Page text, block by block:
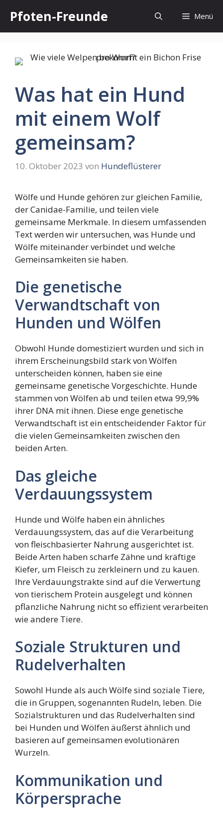
Inhalt
springen
Pfoten-Freunde Menü
Was hat ein Hund
mit einem Wolf
gemeinsam?
10. Oktober 2023 von Hundeflüsterer
Wölfe und Hunde gehören zur gleichen Familie,
der Canidae-Familie, und teilen viele
gemeinsame Merkmale. In diesem umfassenden
Text werden wir untersuchen, was Hunde und
Wölfe miteinander verbindet und welche
Gemeinsamkeiten sie haben.
Die genetische
Verwandtschaft von
Hunden und Wölfen
Obwohl Hunde domestiziert wurden und sich in
ihrem Erscheinungsbild stark von Wölfen
unterscheiden können, haben sie eine
gemeinsame genetische Vorgeschichte. Hunde
stammen von Wölfen ab und teilen etwa 99,9%
ihrer DNA mit ihnen. Diese enge genetische
Verwandtschaft ist ein entscheidender Faktor für
die vielen Gemeinsamkeiten zwischen den
beiden Arten.
Das gleiche
Verdauungssystem
Hunde und Wölfe haben ein ähnliches
Verdauungssystem, das auf die Verarbeitung
von fleischbasierter Nahrung ausgerichtet ist.
Beide Arten haben scharfe Zähne und kräftige
Kiefer, um Fleisch zu zerkleinern und zu kauen.
Ihre Verdauungstrakte sind auf die Verwertung
von tierischem Protein ausgelegt und können
pflanzliche Nahrung nicht so effizient verarbeiten
wie andere Tiere.
Soziale Strukturen und
Rudelverhalten
Sowohl Hunde als auch Wölfe sind soziale Tiere,
die in Gruppen, sogenannten Rudeln, leben. Die
Sozialstrukturen und das Rudelverhalten sind
bei Hunden und Wölfen äußerst ähnlich und
basieren auf gemeinsamen evolutionären
Wurzeln.
Kommunikation und
Körpersprache